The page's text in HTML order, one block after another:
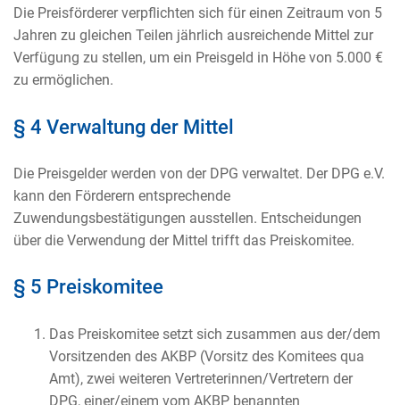
Die Preisförderer verpflichten sich für einen Zeitraum von 5
Jahren zu gleichen Teilen jährlich ausreichende Mittel zur
Verfügung zu stellen, um ein Preisgeld in Höhe von 5.000 €
zu ermöglichen.
§ 4 Verwaltung der Mittel
Die Preisgelder werden von der DPG verwaltet. Der DPG e.V.
kann den Förderern entsprechende
Zuwendungsbestätigungen ausstellen. Entscheidungen
über die Verwendung der Mittel trifft das Preiskomitee.
§ 5 Preiskomitee
Das Preiskomitee setzt sich zusammen aus der/dem
Vorsitzenden des AKBP (Vorsitz des Komitees qua
Amt), zwei weiteren Vertreterinnen/Vertretern der
DPG, einer/einem vom AKBP benannten